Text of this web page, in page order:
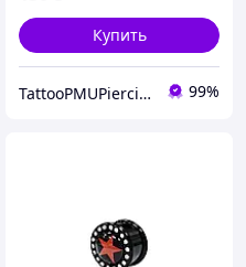
Купить
TattooPMUPiercing 99%